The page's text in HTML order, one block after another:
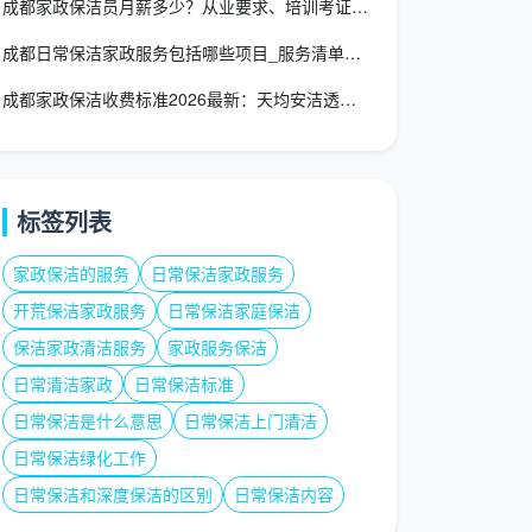
成都家政保洁员月薪多少？从业要求、培训考证、发展前景全解析
成都日常保洁家政服务包括哪些项目_服务清单及收费标准
成都家政保洁收费标准2026最新：天均安洁透明报价一览表
标签列表
家政保洁的服务
日常保洁家政服务
开荒保洁家政服务
日常保洁家庭保洁
保洁家政清洁服务
家政服务保洁
日常清洁家政
日常保洁标准
日常保洁是什么意思
日常保洁上门清洁
日常保洁绿化工作
日常保洁和深度保洁的区别
日常保洁内容